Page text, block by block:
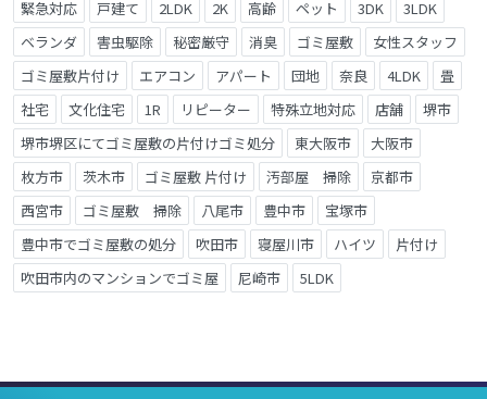
緊急対応
戸建て 2LDK 2K 高齢 ペット 3DK
3LDK
ベランダ
害虫駆除 秘密厳守 消臭 ゴミ屋敷
女性スタッフ
ゴミ屋敷片付け
エアコン アパート 団地 奈良 4LDK
畳
社宅
文化住宅 1R リピーター 特殊立地対応 店舗
堺市
堺市堺区にてゴミ屋敷の片付けゴミ処分
東大阪市
大阪市
枚方市
茨木市 ゴミ屋敷 片付け 汚部屋 掃除
京都市
西宮市
ゴミ屋敷 掃除 八尾市 豊中市
宝塚市
豊中市でゴミ屋敷の処分
吹田市 寝屋川市 ハイツ
片付け
吹田市内のマンションでゴミ屋
尼崎市 5LDK